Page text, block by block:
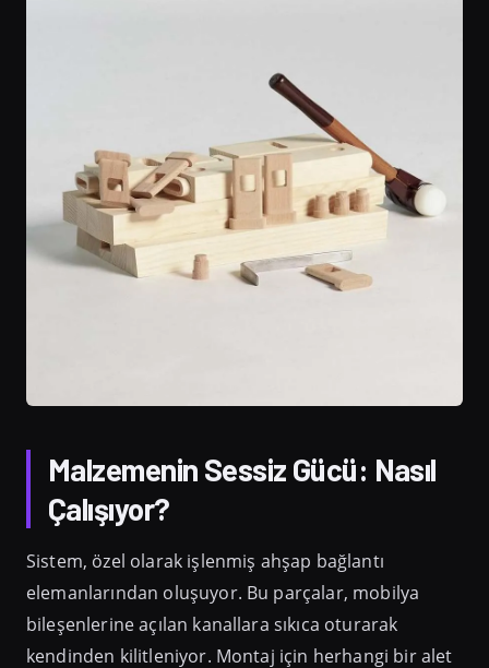
Malzemenin Sessiz Gücü: Nasıl
Çalışıyor?
Sistem, özel olarak işlenmiş ahşap bağlantı
elemanlarından oluşuyor. Bu parçalar, mobilya
bileşenlerine açılan kanallara sıkıca oturarak
kendinden kilitleniyor. Montaj için herhangi bir alet